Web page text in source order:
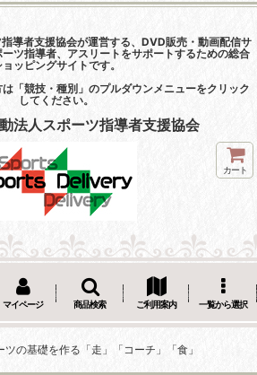
導者支援協会が運営する、DVD販売・動画配信サ
ツ指導者、アスリートをサポートするための総合
ョッピングサイトです。
「競技・種別」のプルダウンメニューをクリック
してください。
法人スポーツ指導者支援協会
カート
マイページ 商品検索 ご利用案内 一覧から選択
ツの基礎を作る「走」「コーチ」「食」